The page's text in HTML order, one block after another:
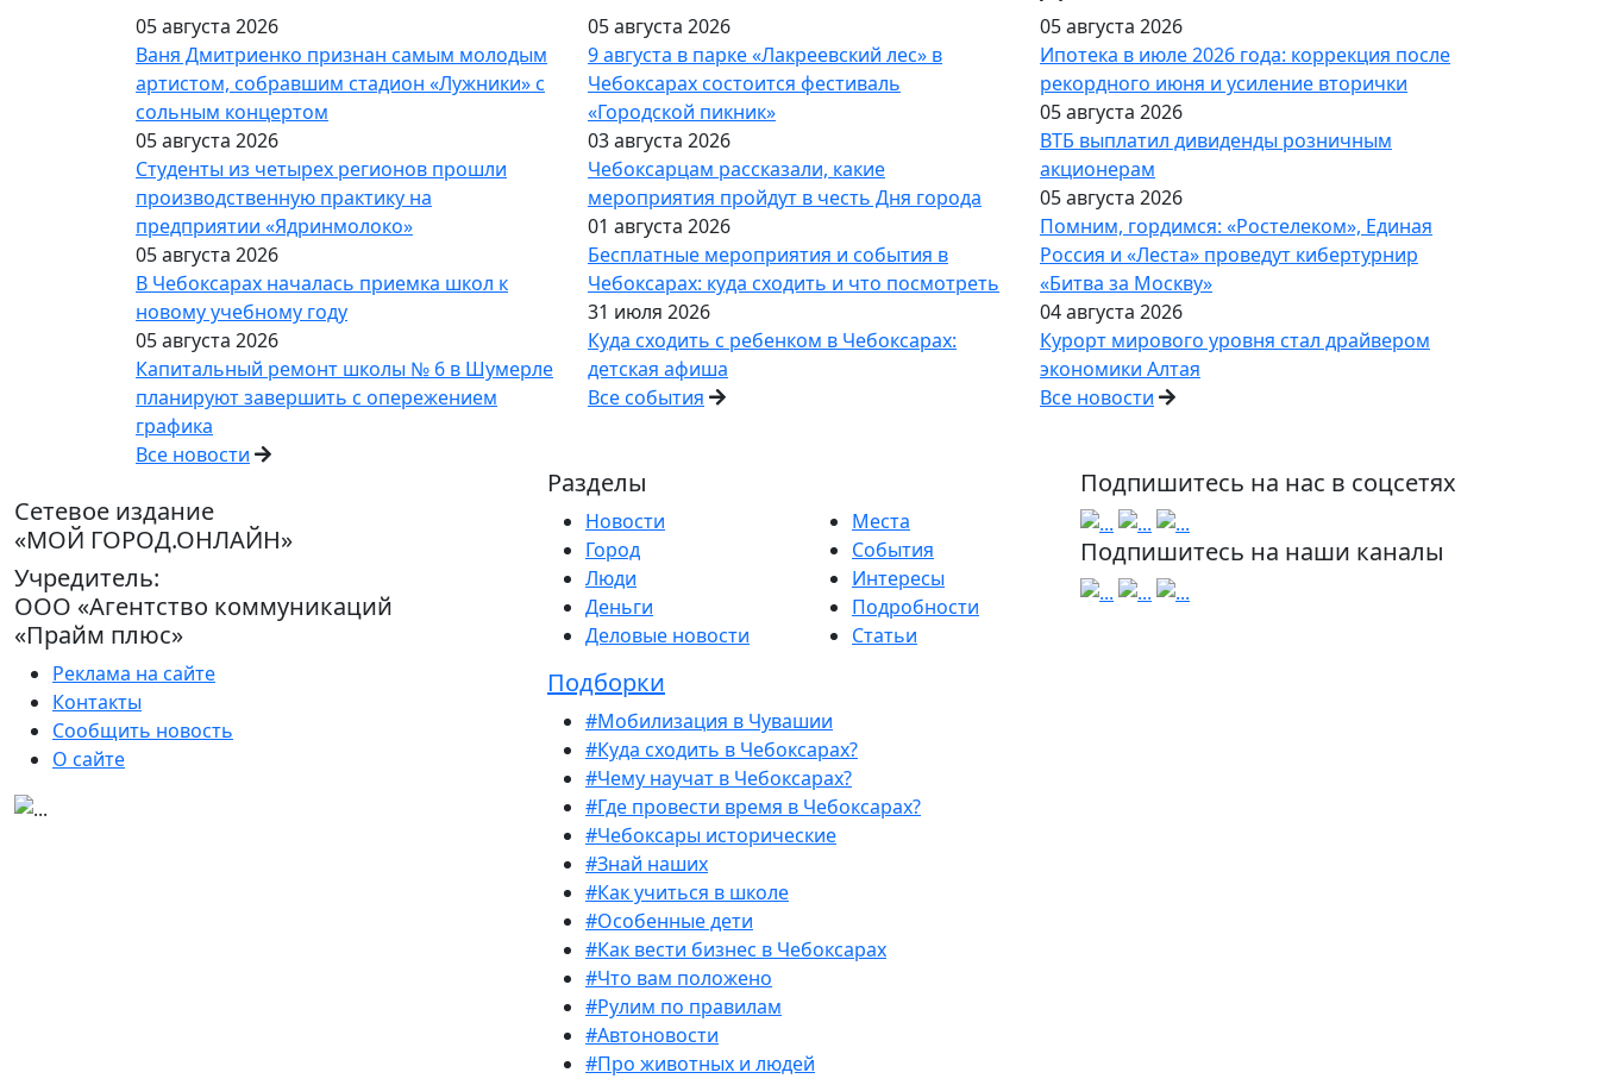
05 августа 2026
Ваня Дмитриенко признан самым молодым
артистом, собравшим стадион «Лужники» с
сольным концертом
05 августа 2026
Студенты из четырех регионов прошли
производственную практику на
предприятии «Ядринмолоко»
05 августа 2026
В Чебоксарах началась приемка школ к
новому учебному году
05 августа 2026
Капитальный ремонт школы № 6 в Шумерле
планируют завершить с опережением
графика
Все новости
05 августа 2026
9 августа в парке «Лакреевский лес» в
Чебоксарах состоится фестиваль
«Городской пикник»
03 августа 2026
Чебоксарцам рассказали, какие
мероприятия пройдут в честь Дня города
01 августа 2026
Бесплатные мероприятия и события в
Чебоксарах: куда сходить и что посмотреть
31 июля 2026
Куда сходить с ребенком в Чебоксарах:
детская афиша
Все события
05 августа 2026
Ипотека в июле 2026 года: коррекция после
рекордного июня и усиление вторички
05 августа 2026
ВТБ выплатил дивиденды розничным
акционерам
05 августа 2026
Помним, гордимся: «Ростелеком», Единая
Россия и «Леста» проведут кибертурнир
«Битва за Москву»
04 августа 2026
Курорт мирового уровня стал драйвером
экономики Алтая
Все новости
Сетевое издание
«МОЙ ГОРОД.ОНЛАЙН»
Учредитель:
ООО «Агентство коммуникаций
«Прайм плюс»
Реклама на сайте
Контакты
Сообщить новость
О сайте
Разделы
Новости
Город
Люди
Деньги
Деловые новости
Места
События
Интересы
Подробности
Статьи
Подборки
#Мобилизация в Чувашии
#Куда сходить в Чебоксарах?
#Чему научат в Чебоксарах?
#Где провести время в Чебоксарах?
#Чебоксары исторические
#Знай наших
#Как учиться в школе
#Особенные дети
#Как вести бизнес в Чебоксарах
#Что вам положено
#Рулим по правилам
#Автоновости
#Про животных и людей
Подпишитесь на нас в соцсетях
Подпишитесь на наши каналы